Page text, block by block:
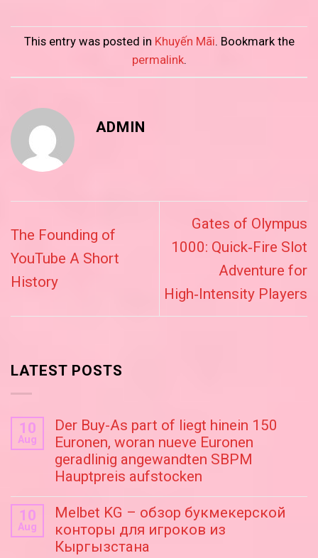
This entry was posted in Khuyến Mãi. Bookmark the
permalink.
ADMIN
The Founding of
YouTube A Short
History
Gates of Olympus
1000: Quick‑Fire Slot
Adventure for
High‑Intensity Players
LATEST POSTS
10
Aug
Der Buy-As part of liegt hinein 150
Euronen, woran nueve Euronen
geradlinig angewandten SBPM
Hauptpreis aufstocken
10
Aug
Melbet KG – обзор букмекерской
конторы для игроков из
Кыргызстана